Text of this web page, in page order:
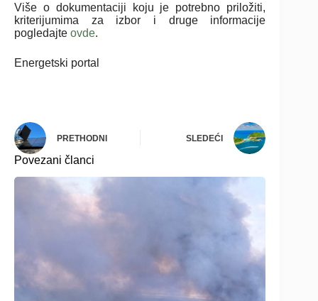
Više o dokumentaciji koju je potrebno priložiti,
kriterijumima za izbor i druge informacije
pogledajte ovde.
Energetski portal
PRETHODNI SLEDEĆI
Povezani članci